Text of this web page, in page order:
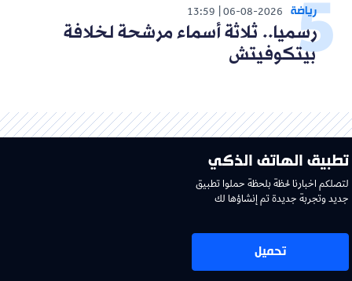
رياضة 06-08-2026
13:59
رسميا.. ثلاثة أسماء مرشحة لخلافة
بيتكوفيتش
تطبيق الهاتف الذكي
لتصلكم اخبارنا لحظة بلحظة حملوا تطبيق
جديد وتجربة جديدة تم إنشاؤها لك
تحميل